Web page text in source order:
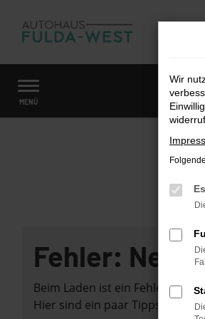
Zum
Hauptinhalt
MENÜ
Startseite Fahrzeugmarkt
Fehler:
Beim Laden ist ein Fehler
Hier sind ein paar Tipps, die
Wir